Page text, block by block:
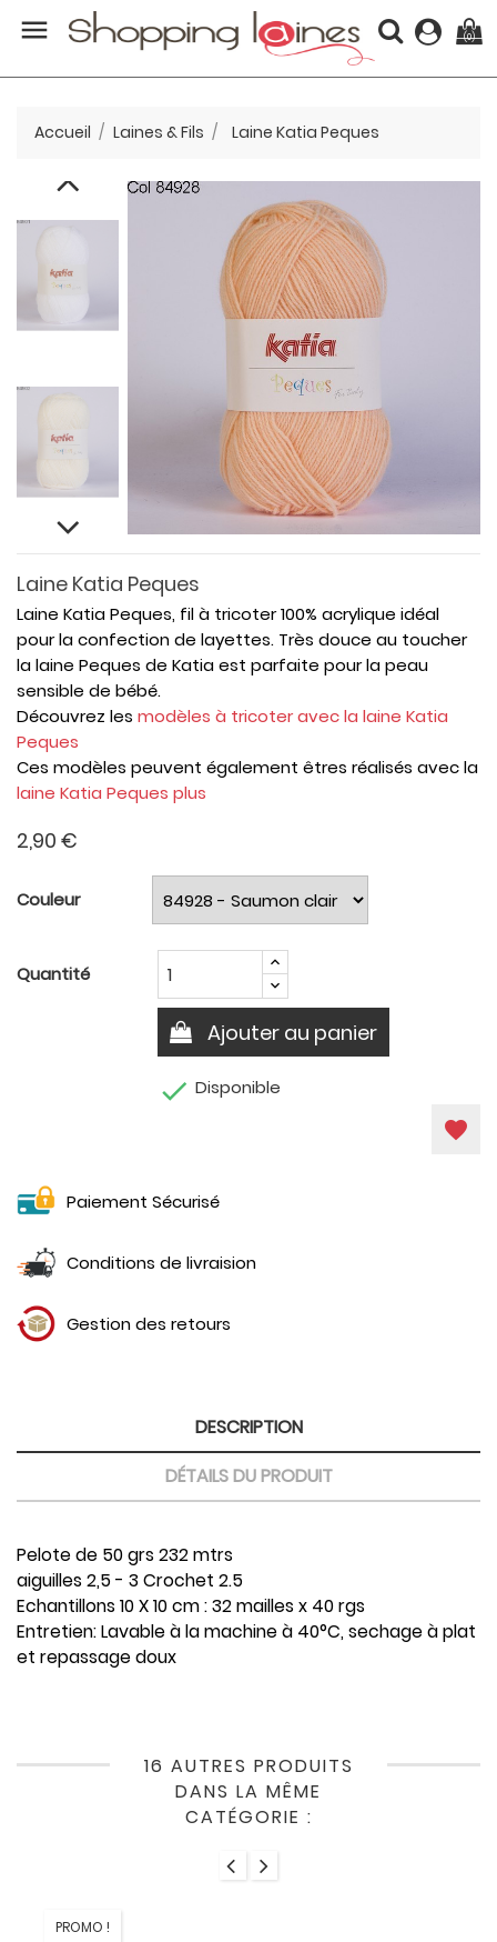
 (0)
Accueil Laines & Fils Laine Katia Peques
Laine Katia Peques
Laine Katia Peques, fil à tricoter 100% acrylique idéal
pour la confection de layettes. Très douce au toucher
la laine Peques de Katia est parfaite pour la peau
sensible de bébé.
Découvrez les modèles à tricoter avec la laine Katia
Peques
Ces modèles peuvent également êtres réalisés avec la
laine Katia Peques plus
2,90 €
Couleur
Quantité
Ajouter au panier
 Disponible
favorite
Paiement Sécurisé
Conditions de livraision
Gestion des retours
DESCRIPTION
DÉTAILS DU PRODUIT
Pelote de 50 grs 232 mtrs
aiguilles 2,5 - 3 Crochet 2.5
Echantillons 10 X 10 cm : 32 mailles x 40 rgs
Entretien: Lavable à la machine à 40°C, sechage à plat
et repassage doux
16 AUTRES PRODUITS
DANS LA MÊME
CATÉGORIE :
PROMO !